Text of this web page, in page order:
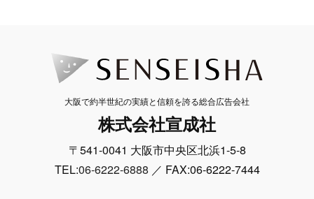
大阪で約半世紀の実績と信頼を誇る総合広告会社
株式会社宣成社
〒541-0041 大阪市中央区北浜1-5-8
TEL:06-6222-6888 ／ FAX:06-6222-7444